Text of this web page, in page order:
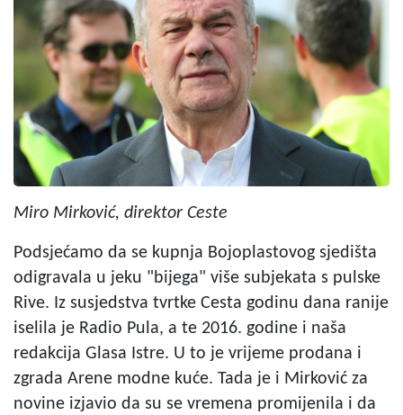
Miro Mirković, direktor Ceste
Podsjećamo da se kupnja Bojoplastovog sjedišta
odigravala u jeku "bijega" više subjekata s pulske
Rive. Iz susjedstva tvrtke Cesta godinu dana ranije
iselila je Radio Pula, a te 2016. godine i naša
redakcija Glasa Istre. U to je vrijeme prodana i
zgrada Arene modne kuće. Tada je i Mirković za
novine izjavio da su se vremena promijenila i da